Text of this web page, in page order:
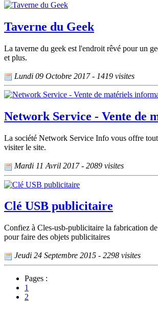
Taverne du Geek
La taverne du geek est l'endroit rêvé pour un
et plus.
Lundi 09 Octobre 2017 - 1419 visites
Network Service - Vente de
La société Network Service Info vous offre
visiter le site.
Mardi 11 Avril 2017 - 2089 visites
Clé USB publicitaire
Confiez à Cles-usb-publicitaire la fabrication
pour faire des objets publicitaires
Jeudi 24 Septembre 2015 - 2298 visites
Pages :
1
2